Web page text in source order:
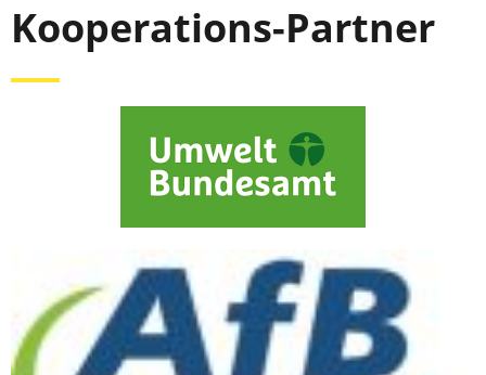
Kooperations-Partner